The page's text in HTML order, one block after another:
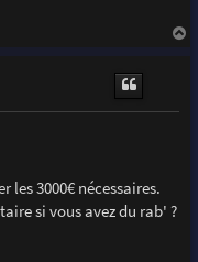
les 3000€ nécessaires.
si vous avez du rab' ?